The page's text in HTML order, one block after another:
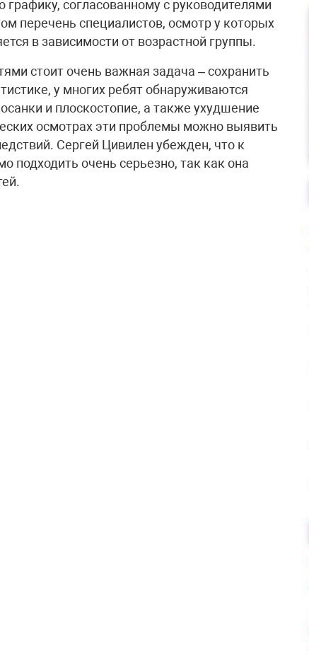
графику, согласованному с руководителями
перечень специалистов, осмотр у которых
в зависимости от возрастной группы.
стоит очень важная задача – сохранить
у многих ребят обнаруживаются
и плоскостопие, а также ухудшение
осмотрах эти проблемы можно выявить
Сергей Цивилен убежден, что к
подходить очень серьезно, так как она